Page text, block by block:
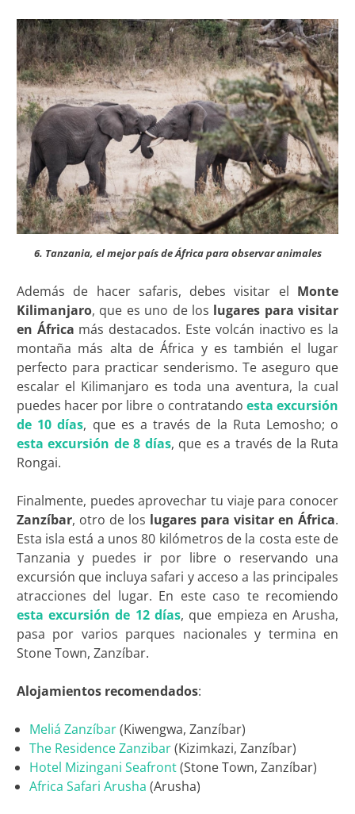
6. Tanzania, el mejor país de África para observar animales
Además de hacer safaris, debes visitar el Monte
Kilimanjaro, que es uno de los lugares para visitar
en África más destacados. Este volcán inactivo es la
montaña más alta de África y es también el lugar
perfecto para practicar senderismo. Te aseguro que
escalar el Kilimanjaro es toda una aventura, la cual
puedes hacer por libre o contratando esta excursión
de 10 días, que es a través de la Ruta Lemosho; o
esta excursión de 8 días, que es a través de la Ruta
Rongai.
Finalmente, puedes aprovechar tu viaje para conocer
Zanzíbar, otro de los lugares para visitar en África.
Esta isla está a unos 80 kilómetros de la costa este de
Tanzania y puedes ir por libre o reservando una
excursión que incluya safari y acceso a las principales
atracciones del lugar. En este caso te recomiendo
esta excursión de 12 días, que empieza en Arusha,
pasa por varios parques nacionales y termina en
Stone Town, Zanzíbar.
Alojamientos recomendados:
Meliá Zanzíbar(Kiwengwa, Zanzíbar)
The Residence Zanzibar(Kizimkazi, Zanzíbar)
Hotel Mizingani Seafront(Stone Town, Zanzíbar)
Africa Safari Arusha (Arusha)